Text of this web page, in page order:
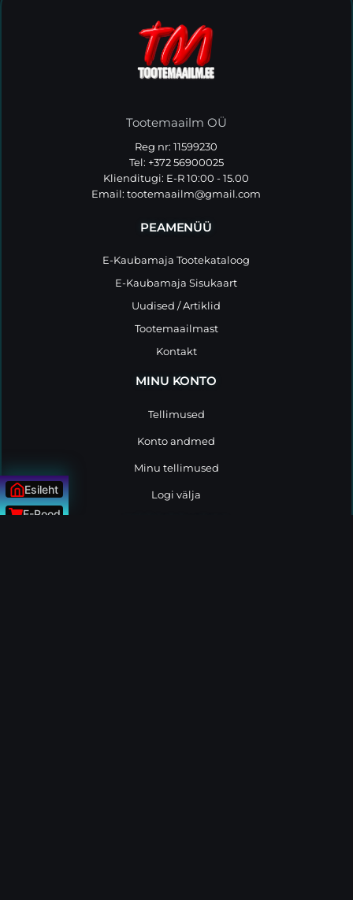
Tootemaailm OÜ
Reg nr: 11599230
Tel: +372 56900025
Klienditugi: E-R 10:00 - 15.00
Email:tootemaailm@gmail.com
PEAMENÜÜ
E-Kaubamaja Tootekataloog
E-Kaubamaja Sisukaart
Uudised / Artiklid
Tootemaailmast
Kontakt
MINU KONTO
Tellimused
Konto andmed
Minu tellimused
Logi välja
Esileht
E-Pood